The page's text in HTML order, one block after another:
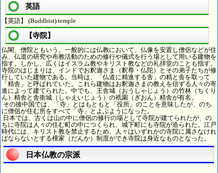
英語
【英語】 (Buddhist) temple
【寺院】
仏閣、僧院ともいう。一般的には仏教において、仏像を安置し僧侶などが住
み、仏道の研究や布教活動のための修行や儀式を行う場として用いる建物を
指す。しかし、広くはイスラム教やキリスト教などの礼拝堂のことも指す。
寺院のはじまりは、インドでお釈迦さま（釈尊・仏陀）とその弟子たちが修
行していた建物である。当時は、「仏道に精進する舎」の精と舎を取って
「精舎」と呼ばれていた。これら建物はお釈迦さまの教えを信ずる人々の寄
進によって建てられた。中でも、王舎城（おうしゃじょう）の竹林（ちくり
ん）精舎と舎衛城（しゃえいじょう）の祇園（ぎおん）精舎が有名。
その後中国では、「寺」とはもともと「役所」のことを意味したが、のち
に僧侶が住む所をすべて「寺」とよぶようになった。
日本では、古くは山の中に僧侶の修行の場として寺院が建てられたが、の
ちに寺院は人々の住む町の中につくられ、城下町にも寺院が造られた。江戸
時代には、キリスト教を禁止するため、人々はいずれかの寺院に属さなけれ
ばならないとする檀家（だんか）制度ができ寺院は身近なものとなった。
日本仏教の宗派